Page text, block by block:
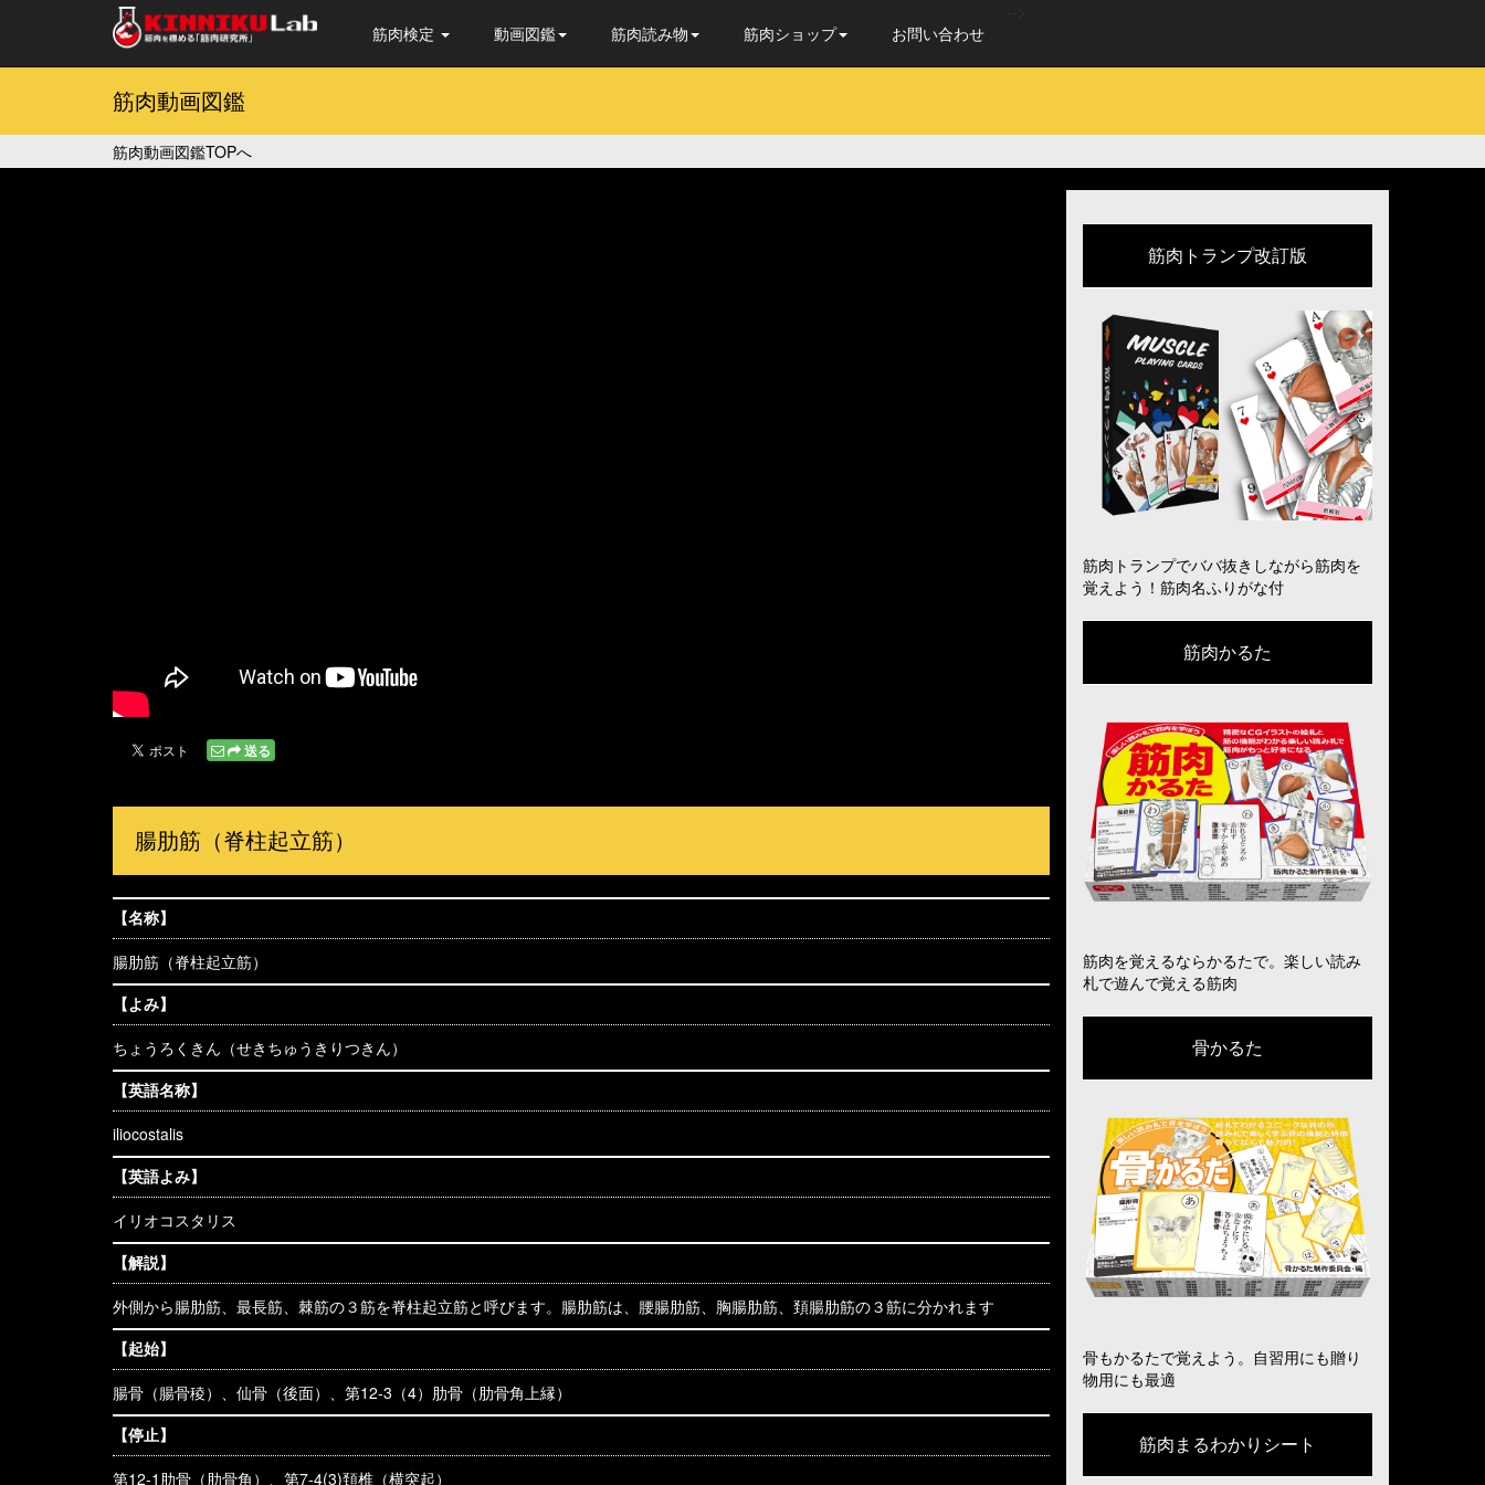
筋肉検定 動画図鑑 筋肉読み物 筋肉ショップ
お問い合わせ
筋肉動画図鑑
筋肉動画図鑑TOPへ
送る
腸肋筋（脊柱起立筋）
【名称】
腸肋筋（脊柱起立筋）
【よみ】
ちょうろくきん（せきちゅうきりつきん）
【英語名称】
iliocostalis
【英語よみ】
イリオコスタリス
【解説】
外側から腸肋筋、最長筋、棘筋の３筋を脊柱起立筋と呼びます。腸肋筋は、腰腸肋筋、胸腸肋筋、頚腸肋筋の３筋に分かれます
【起始】
腸骨（腸骨稜）、仙骨（後面）、第12-3（4）肋骨（肋骨角上縁）
【停止】
第12-1肋骨（肋骨角）、第7-4(3)頚椎（横突起）
筋肉トランプ改訂版
筋肉トランプでババ抜きしながら筋肉を
覚えよう！筋肉名ふりがな付
筋肉かるた
筋肉を覚えるならかるたで。楽しい読み
札で遊んで覚える筋肉
骨かるた
骨もかるたで覚えよう。自習用にも贈り
物用にも最適
筋肉まるわかりシート